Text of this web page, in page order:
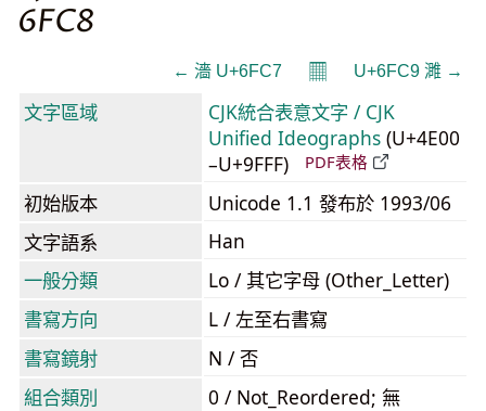
6FC8
← 濇 U+6FC7 𝄜 U+6FC9 濉 →
文字區域
CJK統合表意文字 / CJK
Unified Ideographs (U+4E00
–U+9FFF)
PDF表格
初始版本
Unicode 1.1 發布於 1993/06
文字語系
Han
一般分類
Lo / 其它字母 (Other_Letter)
書寫方向
L / 左至右書寫
書寫鏡射
N / 否
組合類別
0 / Not_Reordered; 無